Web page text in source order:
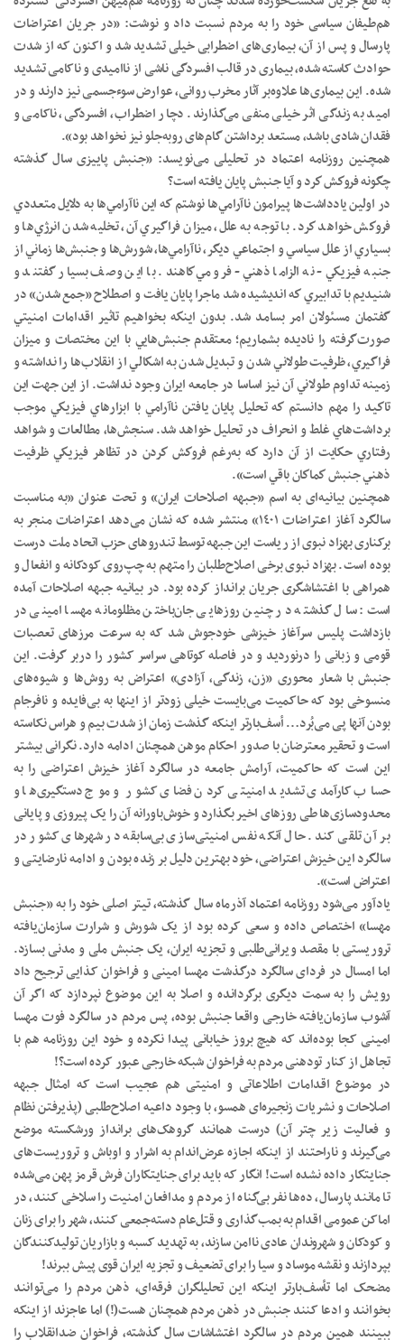
هم‌طیفان سیاسی خود را به مردم نسبت داد و نوشت: «در جریان اعتراضات
پارسال و پس از آن، بیماری‌های اضطرابی خیلی تشدید شد و اکنون که از شدت
حوادث کاسته شده، بیماری در قالب افسردگی ناشی از ناامیدی و ناکامی تشدید
شده. این بیماری‌ها علاوه‌بر آثار مخرب روانی، عوارض سوءجسمی نیز دارند و در
امید به زندگی اثر خیلی منفی می‌گذارند. دچار اضطراب، افسردگی، ناکامی و
فقدان شادی باشد، مستعد برداشتن گام‌های روبه‌جلو نیز نخواهد بود».
همچنین روزنامه اعتماد در تحلیلی می‌نویسد: «جنبش پاییزی سال گذشته
چگونه فروكش كرد و آيا جنبش پايان يافته است؟
در اولين يادداشت‌ها پيرامون ناآرامي‌ها نوشتم كه اين ناآرامي‌ها به دلايل متعددي
فروكش خواهد كرد. با توجه به علل، ميزان فراگيري آن، تخليه شدن انرژي‌ها و
بسياري از علل سياسي و اجتماعي ديگر، ناآرامي‌ها، شورش‌ها و جنبش‌ها زماني از
جنبه فيزيكي- نه الزاما ذهني- فرو مي‌كاهند. با اين وصف بسيار گفتند و
شنيديم با تدابيري كه انديشيده شد ماجرا پايان يافت و اصطلاح «جمع شدن» در
گفتمان مسئولان امر بسامد شد. بدون اينكه بخواهيم تاثير اقدامات امنيتي
صورت‌گرفته را ناديده بشماريم؛ معتقدم جنبش‌هايي با اين مختصات و ميزان
فراگيري، ظرفيت طولاني شدن و تبديل شدن به اشكالي از انقلاب‌ها را نداشته و
زمينه تداوم طولاني آن نيز اساسا در جامعه ايران وجود نداشت. از اين جهت اين
تاكيد را مهم دانستم كه تحليل پايان يافتن نا‌آرامي با ابزارهاي فيزيكي موجب
برداشت‌هاي غلط و انحراف در تحليل خواهد شد. سنجش‌ها، مطالعات و شواهد
رفتاري حكايت از آن دارد كه به‌رغم فروكش كردن در تظاهر فيزيكي ظرفيت
ذهني جنبش كماكان باقي است».
همچنین بیانیه‌ای به اسم «جبهه اصلاحات ايران» و تحت عنوان «به مناسبت
سالگرد آغاز اعتراضات ١٤٠١» منتشر شده که نشان می‌دهد اعتراضات منجر به
برکناری بهزاد نبوی از ریاست این جبهه توسط تندروهای حزب اتحاد ملت درست
بوده است. بهزاد نبوی برخی اصلاح‌طلبان را متهم به چپ‌روی کودکانه و انفعال و
همراهی با اغتشاشگری جریان برانداز کرده بود. در بیانیه جبهه اصلاحات آمده
است: سال گذشته در چنین روزهایی جان‌باختن مظلومانه مهسا امینی در
بازداشت پلیس سرآغاز خیزشی خودجوش شد که به سرعت مرزهای تعصبات
قومی و زبانی را درنوردید و در فاصله کوتاهی سراسر کشور را دربر گرفت. این
جنبش با شعار محوری «زن، زندگی، آزادی» اعتراض به روش‌ها و شیوه‌های
منسوخی بود که حاکمیت می‌بایست خیلی زودتر از اینها به بی‌فایده و نافرجام
بودن آنها پی می‌بُرد… أسف‌بارتر اینکه گذشت زمان از شدت بیم و هراس نکاسته
است و تحقیر معترضان با صدور احکام موهن همچنان ادامه دارد. نگرانی بیشتر
این است که حاکمیت، آرامش جامعه در سالگرد آغاز خیزش اعتراضی را به
حساب کارآمدی تشدید امنیتی کردن فضای کشور و موج دستگیری‌ها و
محدود‌سازی‌ها طی روزهای اخیر بگذارد و خوش‌باورانه آن را یک پیروزی و پایانی
بر آن تلقی کند. حال آنکه نفس امنیتی‌سازی بی‌سابقه در شهرهای کشور در
سالگرد این خیزش اعتراضی، خود بهترین دلیل بر زنده بودن و ادامه نارضایتی و
اعتراض است».
یادآور می‌شود روزنامه اعتماد آذرماه سال گذشته، تیتر اصلی خود را به «جنبش
مهسا» اختصاص داده و سعی کرده بود از یک شورش و شرارت سازمان‌یافته
تروریستی با مقصد ویرانی‌طلبی و تجزیه ایران، یک جنبش ملی و مدنی بسازد.
اما امسال در فردای سالگرد درگذشت مهسا امینی و فراخوان کذایی ترجیح داد
رویش را به سمت دیگری برگردانده و اصلا به این موضوع نپردازد که اگر آن
آشوب سازمان‌یافته خارجی واقعا جنبش بوده، پس مردم در سالگرد فوت مهسا
امینی کجا بوده‌اند که هیچ بروز خیابانی پیدا نکرده و خود این روزنامه هم با
تجاهل از کنار تودهنی مردم به فراخوان شبکه خارجی عبور کرده است؟!
در موضوع اقدامات اطلاعاتی و امنیتی هم عجیب است که امثال جبهه
اصلاحات و نشریات زنجیره‌ای همسو، با وجود داعیه اصلاح‌طلبی (پذیرفتن نظام
و فعالیت زیر چتر آن) درست همانند گروهک‌های برانداز ورشکسته موضع
می‌گیرند و ناراحتند از اینکه اجازه عرض‌اندام به اشرار و اوباش و تروریست‌های
جنایتکار داده نشده است! انگار که باید برای جنایتکاران فرش قرمز پهن می‌شده
تا مانند پارسال، ده‌ها نفر بی‌گناه از مردم و مدافعان امنیت را سلاخی کنند، در
اماکن عمومی اقدام به بمب‌گذاری و قتل‌عام دسته‌جمعی کنند، شهر را برای زنان
و کودکان و شهروندان عادی ناامن سازند، به تهدید کسبه و بازاریان تولیدکنندگان
بپردازند و نقشه موساد و سیا را برای تضعیف و تجزیه ایران قوی پیش ببرند!
مضحک اما تأسف‌بار‌تر اینکه این تحلیلگران فرقه‌ای، ذهن مردم را می‌توانند
بخوانند و ادعا کنند جنبش در ذهن مردم همچنان هست(!) اما عاجزند از اینکه
ببینند همین مردم در سالگرد اغتشاشات سال گذشته، فراخوان ضدانقلاب را